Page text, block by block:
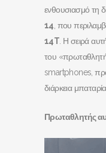
ενθουσιασμό τη
14 , που
14T . Η σειρά
του
smartphones,
διάρκεια
Πρωταθλητής